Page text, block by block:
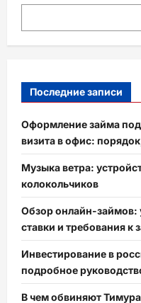
Последние записи
Оформление займа под
визита в офис:
Музыка ветра:
колокольчиков
Обзор онлайн-займов:
ставки и требования к
Инвестирование в
подробное
В чем обвиняют